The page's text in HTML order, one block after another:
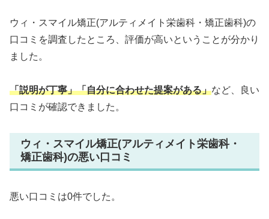
ウィ・スマイル矯正(アルティメイト栄歯科・矯正歯科)の
口コミを調査したところ、評価が高いということが分かり
ました。
「説明が丁寧」「自分に合わせた提案がある」など、良い
口コミが確認できました。
ウィ・スマイル矯正(アルティメイト栄歯科・
矯正歯科)の悪い口コミ
悪い口コミは0件でした。